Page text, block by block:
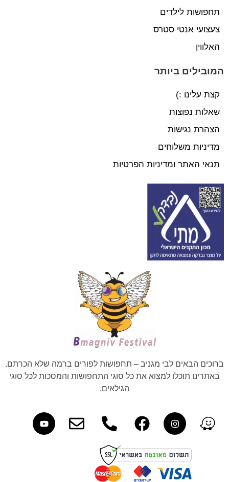
תחפושות לילדים
צעצועי אנטי סטרס
האלווין
המובילים ביותר
קצת עלינו :)
שאלות נפוצות
הצהרת נגישות
מדיניות משלוחים
תנאי האתר ומדיניות הפרטיות
ברוכים הבאים לבי מגניב – תחפושות לפורים ברמה שלא הכרתם.
באתרינו תוכלו למצוא את כל סוגי התחפושות והמסכות לכל סוגי
הגילאים.